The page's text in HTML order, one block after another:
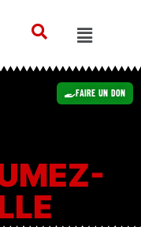
Faire un Don